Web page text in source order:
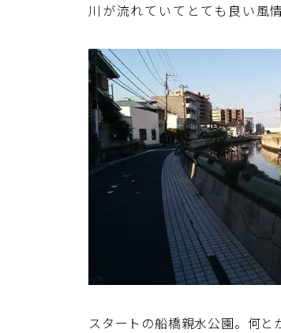
川が流れていてとても良い風情
スタートの船橋親水公園。何